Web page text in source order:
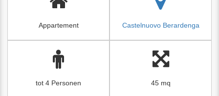
Appartement Castelnuovo Berardenga
tot 4 Personen 45 mq